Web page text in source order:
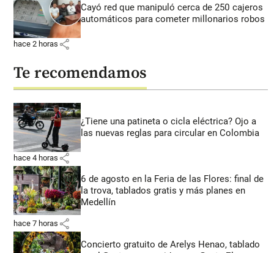
Cayó red que manipuló cerca de 250 cajeros
automáticos para cometer millonarios robos
hace 2 horas share
Te recomendamos
¿Tiene una patineta o cicla eléctrica? Ojo a
las nuevas reglas para circular en Colombia
hace 4 horas share
6 de agosto en la Feria de las Flores: final de
la trova, tablados gratis y más planes en
Medellín
hace 7 horas share
Concierto gratuito de Arelys Henao, tablado